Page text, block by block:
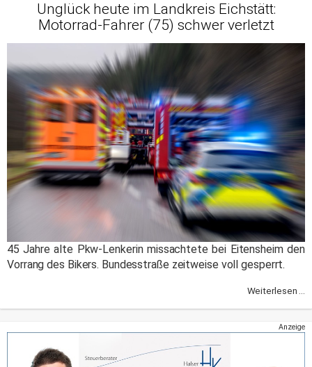
Unglück heute im Landkreis Eichstätt:
Motorrad-Fahrer (75) schwer verletzt
45 Jahre alte Pkw-Lenkerin missachtete bei Eitensheim den
Vorrang des Bikers. Bundesstraße zeitweise voll gesperrt.
Weiterlesen ...
Anzeige